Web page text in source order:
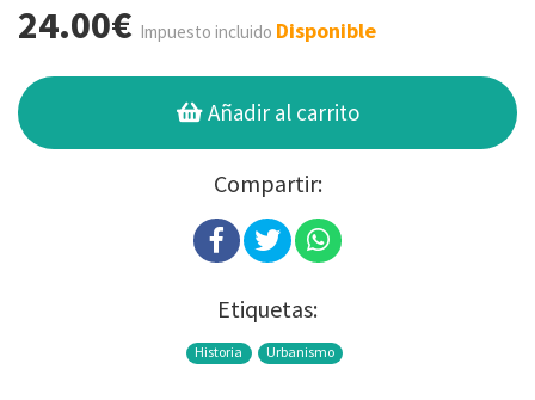
24.00€ Impuesto incluido Disponible
Añadir al carrito
Compartir:
Etiquetas:
Historia Urbanismo